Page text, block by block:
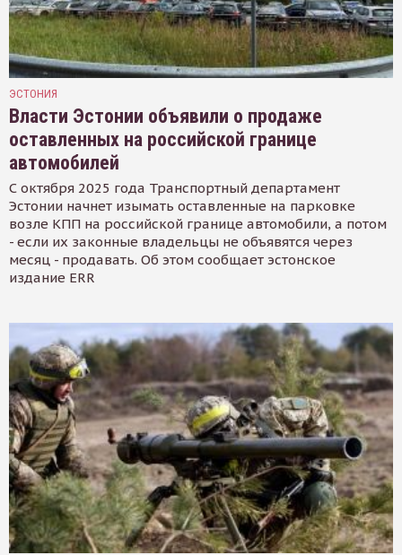
ЭСТОНИЯ
Власти Эстонии объявили о продаже
оставленных на российской границе
автомобилей
С октября 2025 года Транспортный департамент
Эстонии начнет изымать оставленные на парковке
возле КПП на российской границе автомобили, а потом
- если их законные владельцы не объявятся через
месяц - продавать. Об этом сообщает эстонское
издание ERR